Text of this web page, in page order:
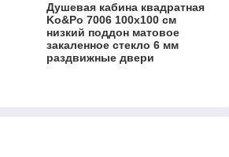
Душевая кабина квадратная
Ko&Po 7006 100х100 см
низкий поддон матовое
закаленное стекло 6 мм
раздвижные двери